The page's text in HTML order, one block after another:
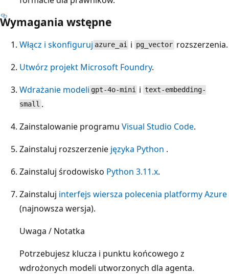
Wymagania wstępne
Włącz i skonfiguruj azure_ai i pg_vector rozszerzenia.
Utwórz projekt Microsoft Foundry.
Wdrażanie modeli gpt-4o-mini itext-embedding-
small .
Zainstalowanie programu Visual Studio Code.
Zainstaluj rozszerzenie języka Python .
Zainstaluj środowisko Python 3.11.x.
Zainstaluj interfejs wiersza polecenia platformy Azure
(najnowsza wersja).
Uwaga / Notatka
Potrzebujesz klucza i punktu końcowego z
wdrożonych modeli utworzonych dla agenta.